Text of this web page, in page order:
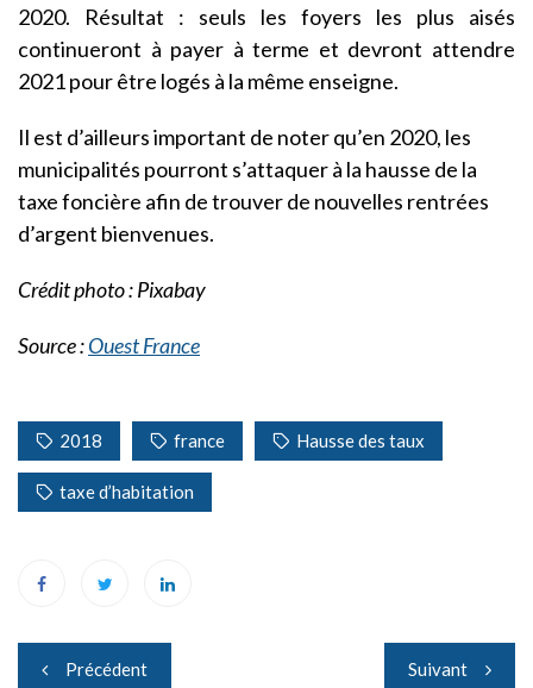
2020. Résultat : seuls les foyers les plus aisés
continueront à payer à terme et devront attendre
2021 pour être logés à la même enseigne.
Il est d’ailleurs important de noter qu’en 2020, les
municipalités pourront s’attaquer à la hausse de la
taxe foncière afin de trouver de nouvelles rentrées
d’argent bienvenues.
Crédit photo : Pixabay
Source :Ouest France
2018 france Hausse des taux
taxe d’habitation
Navigation
Précédent Suivant